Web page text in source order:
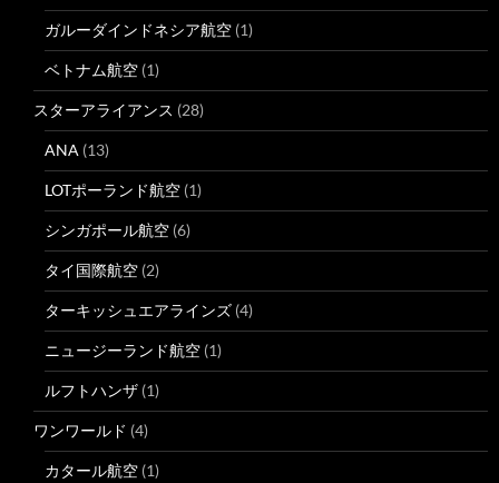
ガルーダインドネシア航空 (1)
ベトナム航空 (1)
スターアライアンス (28)
ANA (13)
LOTポーランド航空 (1)
シンガポール航空 (6)
タイ国際航空 (2)
ターキッシュエアラインズ (4)
ニュージーランド航空 (1)
ルフトハンザ (1)
ワンワールド (4)
カタール航空 (1)